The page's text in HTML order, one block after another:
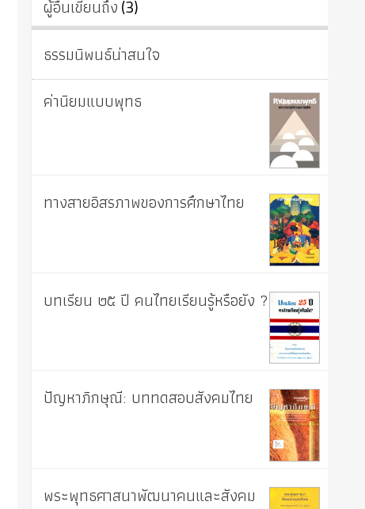
ผู้อื่นเขียนถึง(3)
ธรรมนิพนธ์น่าสนใจ
ค่านิยมแบบพุทธ
ทางสายอิสรภาพของการศึกษาไทย
บทเรียน ๒๕ ปี คนไทยเรียนรู้หรือยัง ?
ปัญหาภิกษุณี: บททดสอบสังคมไทย
พระพุทธศาสนาพัฒนาคนและสังคม